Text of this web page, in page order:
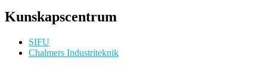
Kunskapscentrum
SIFU
Chalmers Industriteknik